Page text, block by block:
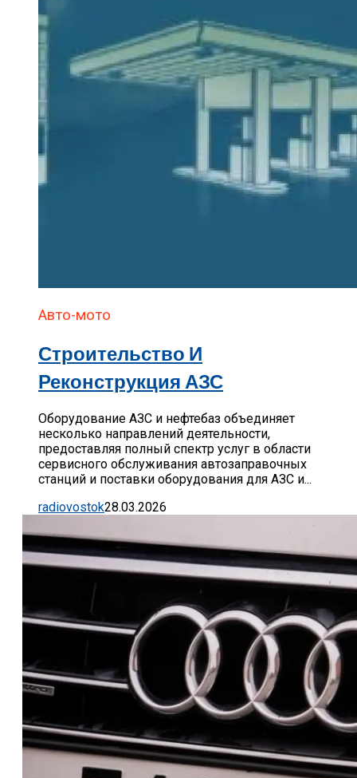
Авто-мото
Строительство И
Реконструкция АЗС
Оборудование АЗС и нефтебаз объединяет
несколько направлений деятельности,
предоставляя полный спектр услуг в области
сервисного обслуживания автозаправочных
станций и поставки оборудования для АЗС и...
radiovostok28.03.2026